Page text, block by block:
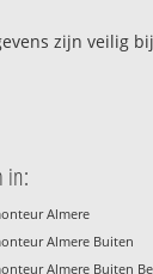
zijn veilig
in:
Almere
Almere Buiten
Almere Buiten